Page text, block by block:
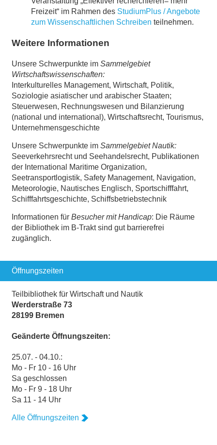
Freizeit“ im Rahmen des StudiumPlus / Angebote
zum Wissenschaftlichen Schreiben teilnehmen.
Weitere Informationen
Unsere Schwerpunkte im Sammelgebiet
Wirtschaftswissenschaften:
Interkulturelles Management, Wirtschaft, Politik,
Soziologie asiatischer und arabischer Staaten;
Steuerwesen, Rechnungswesen und Bilanzierung
(national und international), Wirtschaftsrecht, Tourismus,
Unternehmensgeschichte
Unsere Schwerpunkte im Sammelgebiet Nautik:
Seeverkehrsrecht und Seehandelsrecht, Publikationen
der International Maritime Organization,
Seetransportlogistik, Safety Management, Navigation,
Meteorologie, Nautisches Englisch, Sportschifffahrt,
Schifffahrtsgeschichte, Schiffsbetriebstechnik
Informationen für Besucher mit Handicap: Die Räume
der Bibliothek im B-Trakt sind gut barrierefrei
zugänglich.
Öffnungszeiten
Teilbibliothek für Wirtschaft und Nautik
Werderstraße 73
28199 Bremen
Geänderte Öffnungszeiten:
25.07. - 04.10.:
Mo - Fr 10 - 16 Uhr
Sa geschlossen
Mo - Fr 9 - 18 Uhr
Sa 11 - 14 Uhr
Alle Öffnungszeiten